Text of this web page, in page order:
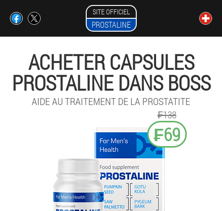
SITE OFFICIEL
PROSTALINE
ACHETER CAPSULES
PROSTALINE DANS BOSS
AIDE AU TRAITEMENT DE LA PROSTATITE
₣138
₣69